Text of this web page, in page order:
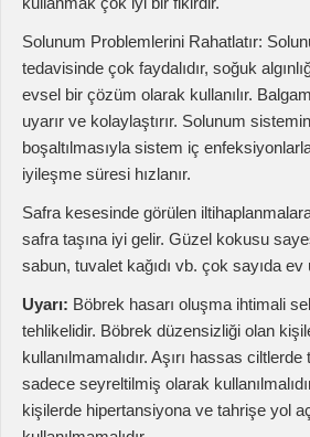
Uyarı:Böbrek hasarı oluşma ihtimali
tehlikelidir. Böbrek düzensizliği olan kişiler
kullanılmamalıdır. Aşırı hassas ciltlerde
sadece seyreltilmiş olarak kullanılmalıdır.
kişilerde hipertansiyona ve tahrişe yol açabilir,
kullanılmamalıdır.
Bağlantılar
Anasayfa
Hakkımızda
Banka Hesapları
Mesafeli Satış
Gizlilik Sözleşmesi